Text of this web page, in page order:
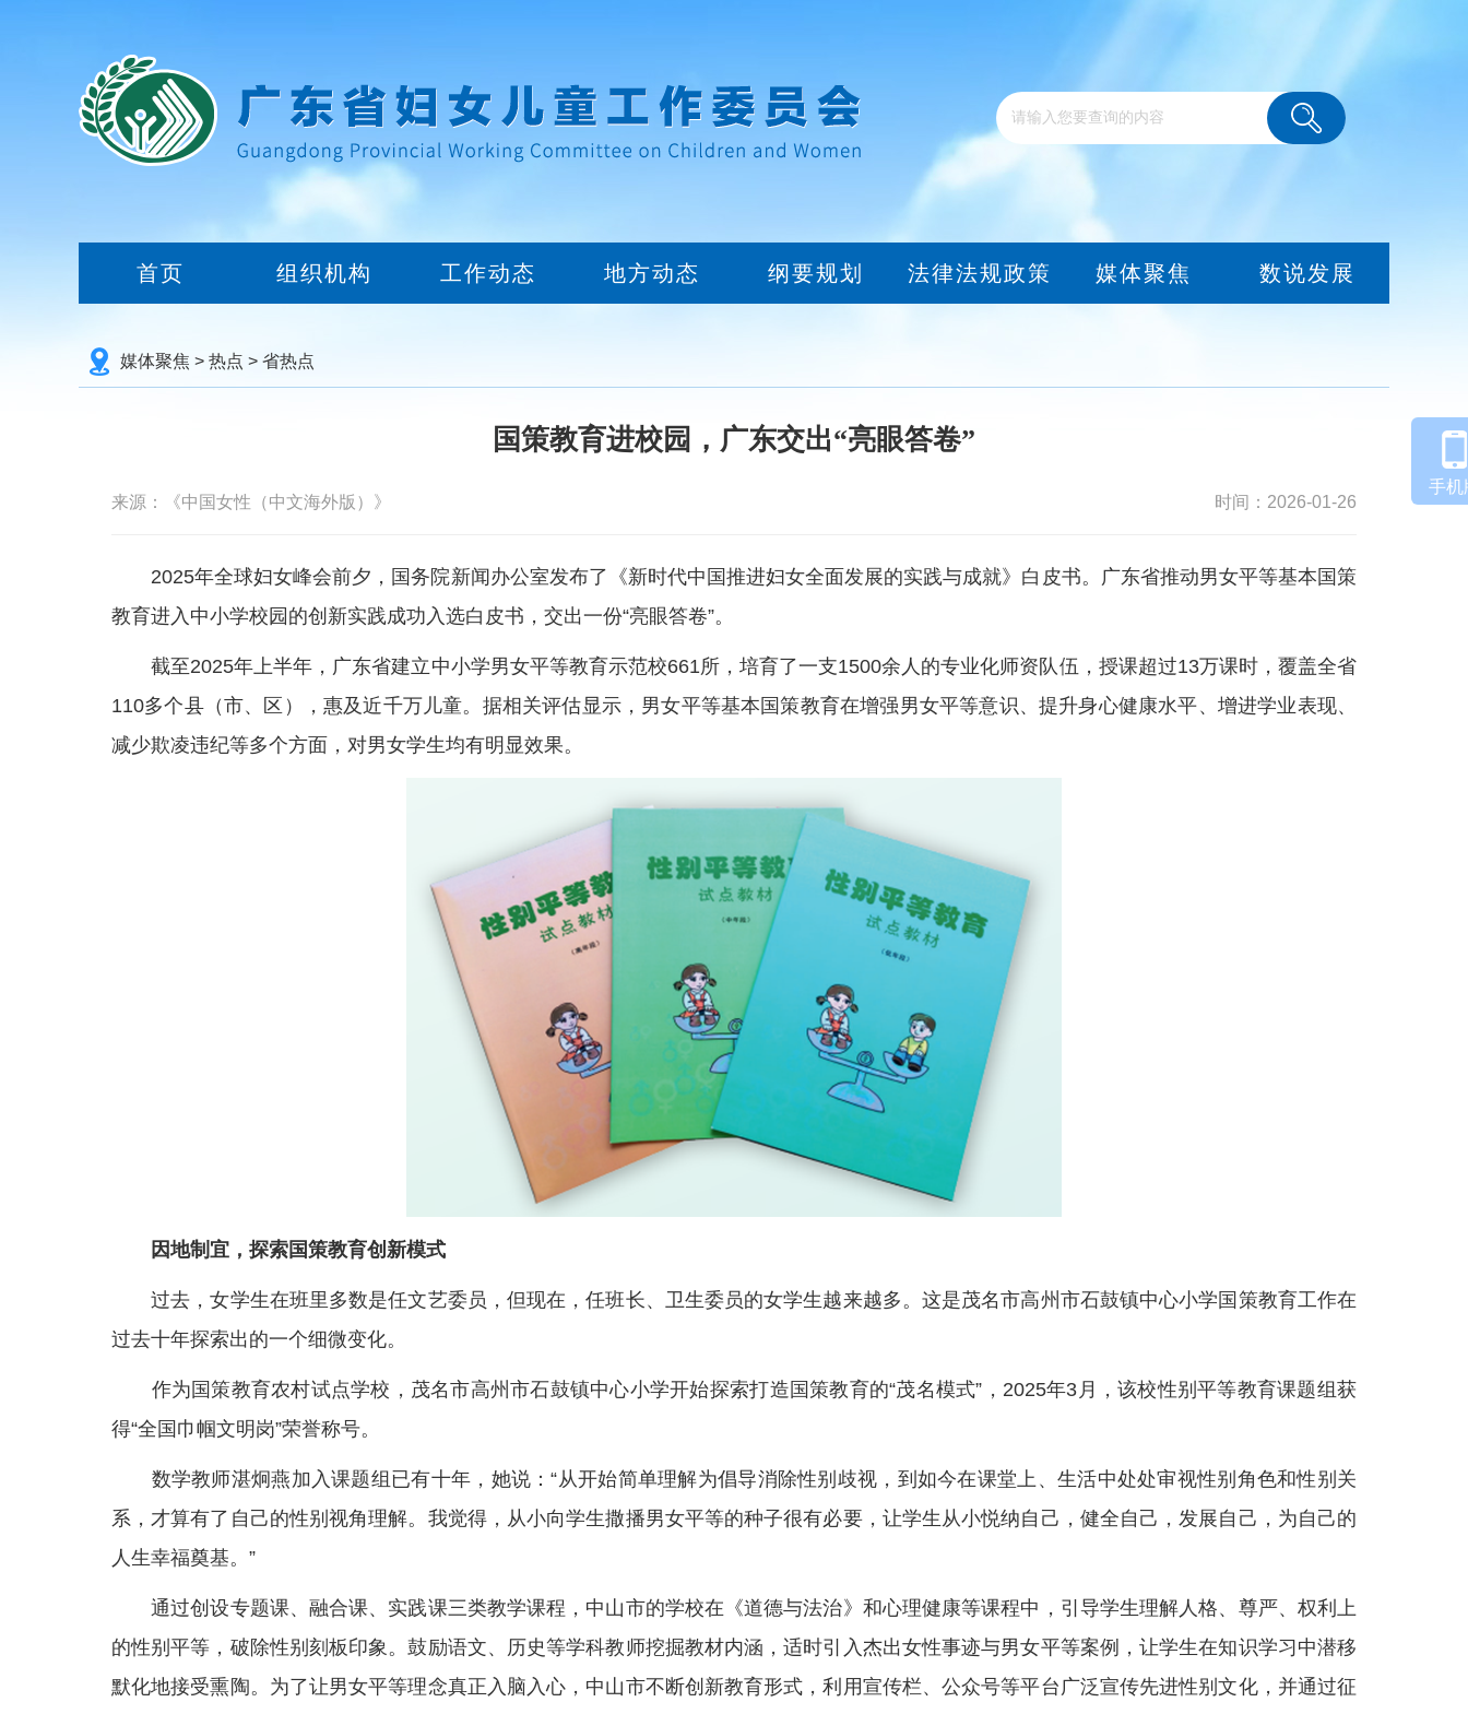
首页 组织机构 工作动态 地方动态 纲要规划 法律法规政策 媒体聚焦 数说发展
手机
媒体聚焦 > 热点 > 省热点
国策教育进校园，广东交出“亮眼答卷”
来源：《中国女性（中文海外版）》 时间：2026-01-26
2025年全球妇女峰会前夕，国务院新闻办公室发布了《新时代中国推进妇女全面发展的实践与成就》白皮书。广东省推动男女平等基本国策
教育进入中小学校园的创新实践成功入选白皮书，交出一份“亮眼答卷”。
截至2025年上半年，广东省建立中小学男女平等教育示范校661所，培育了一支1500余人的专业化师资队伍，授课超过13万课时，覆盖全省
110多个县（市、区），惠及近千万儿童。据相关评估显示，男女平等基本国策教育在增强男女平等意识、提升身心健康水平、增进学业表现、
减少欺凌违纪等多个方面，对男女学生均有明显效果。
因地制宜，探索国策教育创新模式
过去，女学生在班里多数是任文艺委员，但现在，任班长、卫生委员的女学生越来越多。这是茂名市高州市石鼓镇中心小学国策教育工作在
过去十年探索出的一个细微变化。
作为国策教育农村试点学校，茂名市高州市石鼓镇中心小学开始探索打造国策教育的“茂名模式”，2025年3月，该校性别平等教育课题组获
得“全国巾帼文明岗”荣誉称号。
数学教师湛炯燕加入课题组已有十年，她说：“从开始简单理解为倡导消除性别歧视，到如今在课堂上、生活中处处审视性别角色和性别关
系，才算有了自己的性别视角理解。我觉得，从小向学生撒播男女平等的种子很有必要，让学生从小悦纳自己，健全自己，发展自己，为自己的
人生幸福奠基。”
通过创设专题课、融合课、实践课三类教学课程，中山市的学校在《道德与法治》和心理健康等课程中，引导学生理解人格、尊严、权利上
的性别平等，破除性别刻板印象。鼓励语文、历史等学科教师挖掘教材内涵，适时引入杰出女性事迹与男女平等案例，让学生在知识学习中潜移
默化地接受熏陶。为了让男女平等理念真正入脑入心，中山市不断创新教育形式，利用宣传栏、公众号等平台广泛宣传先进性别文化，并通过征